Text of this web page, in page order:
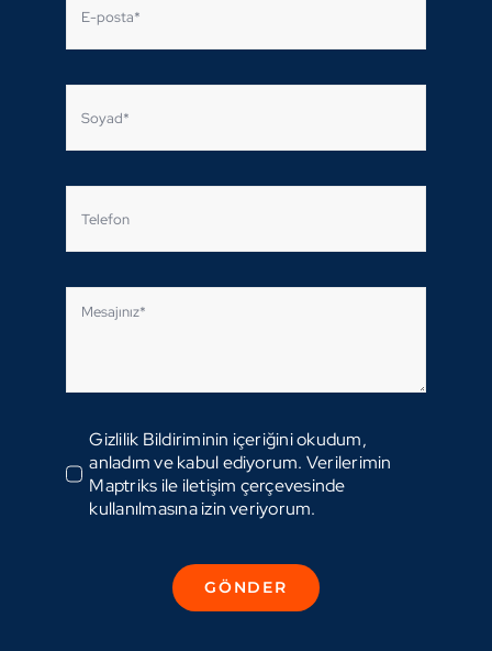
Gizlilik Bildiriminin içeriğini okudum,
anladım ve kabul ediyorum. Verilerimin
Maptriks ile iletişim çerçevesinde
kullanılmasına izin veriyorum.
GÖNDER